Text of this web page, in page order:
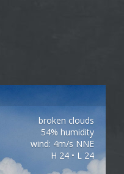
broken clouds
54% humidity
wind: 4m/s NNE
H 24 • L 24